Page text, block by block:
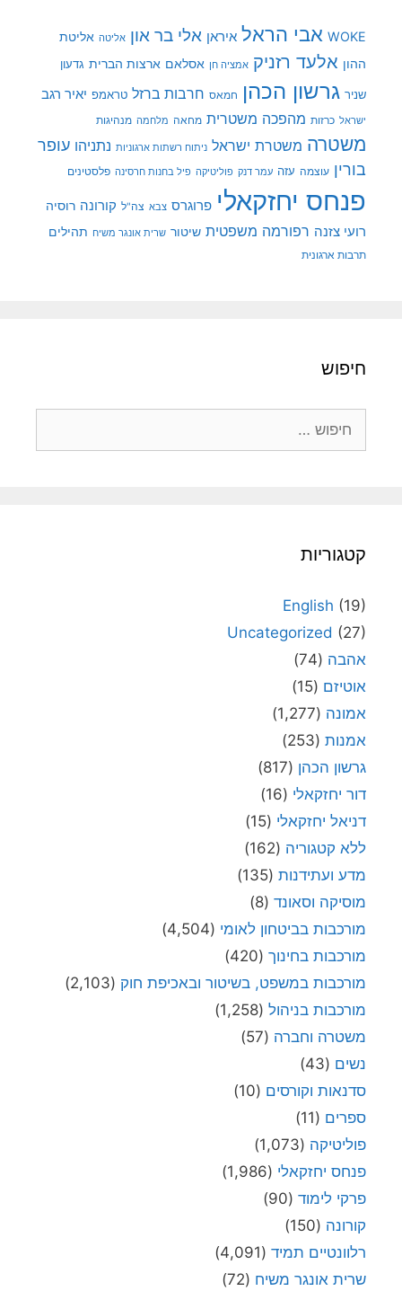
WOKE אבי הראל איראן אלי בר און אליטה אליטת
ההון אלעד רזניק אמציה חן אסלאם ארצות הברית גדעון
שניר גרשון הכהן חמאס חרבות ברזל טראמפ יאיר רגב
ישראל כרזות מהפכה משטרית מחאה מלחמה מנהיגות
משטרה משטרת ישראל ניתוח רשתות ארגוניות נתניהו עופר
בורין עוצמה עזה עמר דנק פוליטיקה פיל בחנות חרסינה פלסטינים
פנחס יחזקאלי פרוגרס צבא צה"ל קורונה רוסיה
רועי צזנה רפורמה משפטית שיטור שרית אונגר משיח תהילים
תרבות ארגונית
חיפוש
קטגוריות
English (19)
Uncategorized (27)
אהבה (74)
אוטיזם (15)
אמונה (1,277)
אמנות (253)
גרשון הכהן (817)
דור יחזקאלי (16)
דניאל יחזקאלי (15)
ללא קטגוריה (162)
מדע ועתידנות (135)
מוסיקה וסאונד (8)
מורכבות בביטחון לאומי (4,504)
מורכבות בחינוך (420)
מורכבות במשפט, בשיטור ובאכיפת חוק (2,103)
מורכבות בניהול (1,258)
משטרה וחברה (57)
נשים (43)
סדנאות וקורסים (10)
ספרים (11)
פוליטיקה (1,073)
פנחס יחזקאלי (1,986)
פרקי לימוד (90)
קורונה (150)
רלוונטיים תמיד (4,091)
שרית אונגר משיח (72)